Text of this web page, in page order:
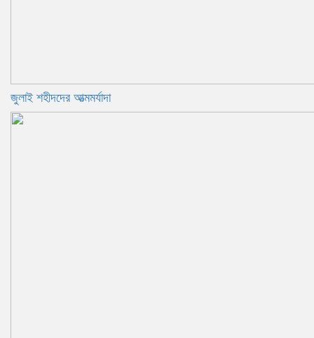
জুলাই শহীদদের আত্মমর্যাদা